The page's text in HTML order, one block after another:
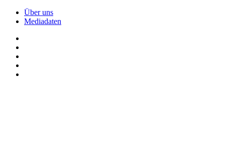
Über uns
Mediadaten